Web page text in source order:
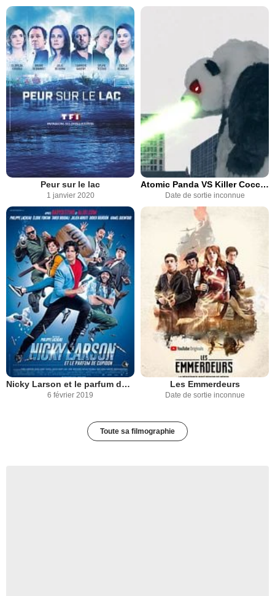
Peur sur le lac
1 janvier 2020
Atomic Panda VS Killer Coccinelles
Date de sortie inconnue
Nicky Larson et le parfum de Cupidon
6 février 2019
Les Emmerdeurs
Date de sortie inconnue
Toute sa filmographie